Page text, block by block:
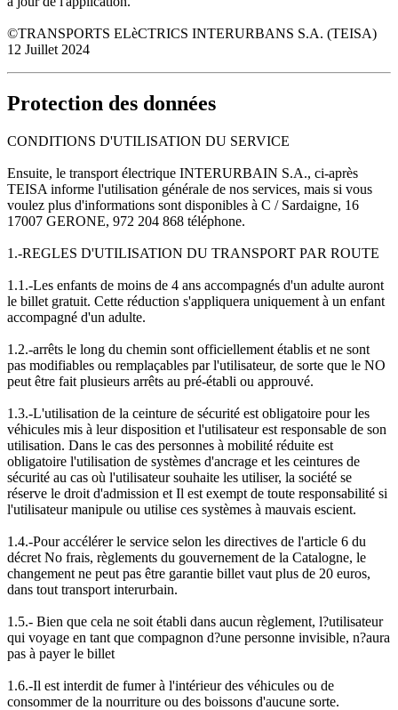
©TRANSPORTS ELèCTRICS INTERURBANS S.A. (TEISA)
12 Juillet 2024
Protection des données
CONDITIONS D'UTILISATION DU SERVICE
Ensuite, le transport électrique INTERURBAIN S.A., ci-après
TEISA informe l'utilisation générale de nos services, mais si vous
voulez plus d'informations sont disponibles à C / Sardaigne, 16
17007 GERONE, 972 204 868 téléphone.
1.-REGLES D'UTILISATION DU TRANSPORT PAR ROUTE
1.1.-Les enfants de moins de 4 ans accompagnés d'un adulte auront
le billet gratuit. Cette réduction s'appliquera uniquement à un enfant
accompagné d'un adulte.
1.2.-arrêts le long du chemin sont officiellement établis et ne sont
pas modifiables ou remplaçables par l'utilisateur, de sorte que le NO
peut être fait plusieurs arrêts au pré-établi ou approuvé.
1.3.-L'utilisation de la ceinture de sécurité est obligatoire pour les
véhicules mis à leur disposition et l'utilisateur est responsable de son
utilisation. Dans le cas des personnes à mobilité réduite est
obligatoire l'utilisation de systèmes d'ancrage et les ceintures de
sécurité au cas où l'utilisateur souhaite les utiliser, la société se
réserve le droit d'admission et Il est exempt de toute responsabilité si
l'utilisateur manipule ou utilise ces systèmes à mauvais escient.
1.4.-Pour accélérer le service selon les directives de l'article 6 du
décret No frais, règlements du gouvernement de la Catalogne, le
changement ne peut pas être garantie billet vaut plus de 20 euros,
dans tout transport interurbain.
1.5.- Bien que cela ne soit établi dans aucun règlement, l?utilisateur
qui voyage en tant que compagnon d?une personne invisible, n?aura
pas à payer le billet
1.6.-Il est interdit de fumer à l'intérieur des véhicules ou de
consommer de la nourriture ou des boissons d'aucune sorte.